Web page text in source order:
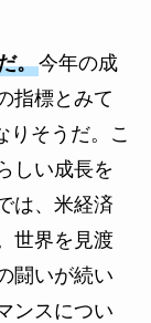
。今年の成
指標とみて
りそうだ。こ
しい成長を
は、米経済
世界を見渡
闘いが続い
ンスについ